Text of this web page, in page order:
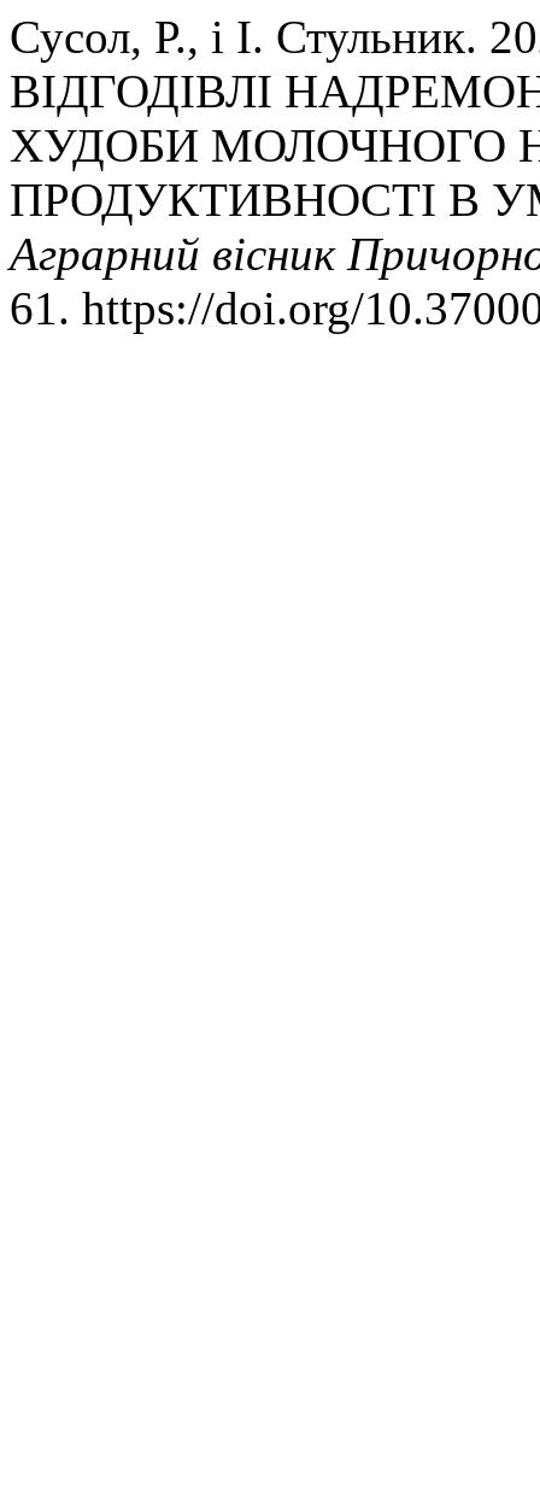
Сусол, Р., і І. Стульник.
ВІДГОДІВЛІ
ХУДОБИ МОЛОЧНОГО
ПРОДУКТИВНОСТІ В
Аграрний вісник
61. https://doi.org/